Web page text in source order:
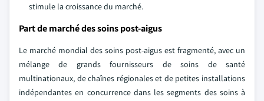
stimule la croissance du marché.
Part de marché des soins post-aigus
Le marché mondial des soins post-aigus est fragmenté, avec un
mélange de grands fournisseurs de soins de santé
multinationaux, de chaînes régionales et de petites installations
indépendantes en concurrence dans les segments des soins à